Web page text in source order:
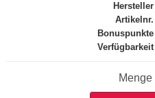
Hersteller
Artikelnr.
Bonuspunkte
Verfügbarkeit
Menge